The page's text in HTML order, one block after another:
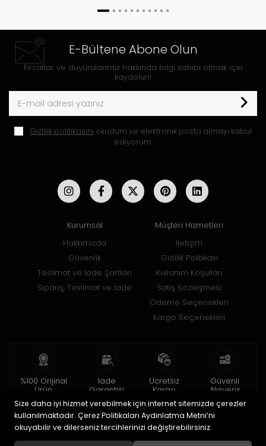
E-Bültene Abone Olun
Fırsatlar ve duyurularımız hakkında bilgi sahibi olmak için
kaydolun!
Gizlilik politikasını okudum ve elektronik posta almayı kabul
ediyorum.
Kurumsal
Hakkımızda
Güvenlik
Teslimat ve İade Şartları
Sipariş, Teslimat ve İade
Müşteri Hizmetleri
İletişim
Gizlilik Politikası
Kullanım Koşulları
Satış Sözleşmesi
Ödeme Seçenekleri
Kargo Seçenekleri
%100 Orijinal
Ürün
2 yıl garanti
İade
Garantisi
15 gün içinde
iade
Ücretsiz
Kargo
150 TL ve üzeri
Güvenli
Alışveriş
256bit SSL ile
Size daha iyi hizmet verebilmek için internet sitemizde çerezler
kullanılmaktadır. Çerez Politikaları Aydınlatma Metni’ni
okuyabilir ve dilerseniz tercihlerinizi değiştirebilirsiniz.